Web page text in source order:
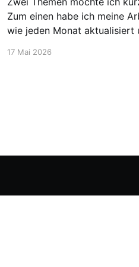
Zum einen habe ich meine
wie jeden Monat aktualisiert
chemiker.de/arbeitslose-chemiker/.
17 Mai 2026